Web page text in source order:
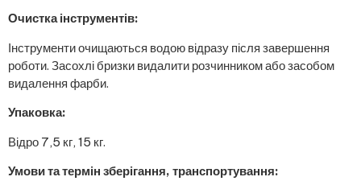
Очистка інструментів:
Інструменти очищаються водою відразу після завершення
роботи. Засохлі бризки видалити розчинником або засобом
видалення фарби.
Упаковка:
Відро 7,5 кг, 15 кг.
Умови та термін зберігання, транспортування: